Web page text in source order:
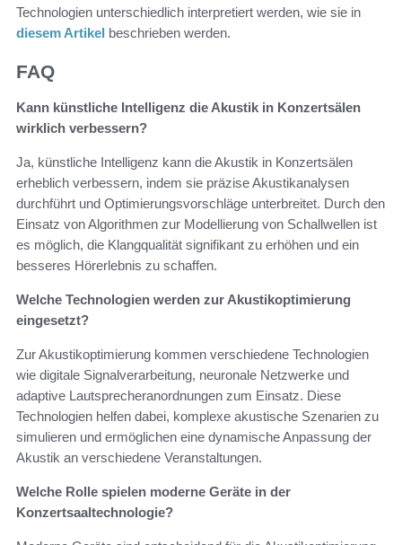
Technologien unterschiedlich interpretiert werden, wie sie in
diesem Artikel beschrieben werden.
FAQ
Kann künstliche Intelligenz die Akustik in Konzertsälen
wirklich verbessern?
Ja, künstliche Intelligenz kann die Akustik in Konzertsälen
erheblich verbessern, indem sie präzise Akustikanalysen
durchführt und Optimierungsvorschläge unterbreitet. Durch den
Einsatz von Algorithmen zur Modellierung von Schallwellen ist
es möglich, die Klangqualität signifikant zu erhöhen und ein
besseres Hörerlebnis zu schaffen.
Welche Technologien werden zur Akustikoptimierung
eingesetzt?
Zur Akustikoptimierung kommen verschiedene Technologien
wie digitale Signalverarbeitung, neuronale Netzwerke und
adaptive Lautsprecheranordnungen zum Einsatz. Diese
Technologien helfen dabei, komplexe akustische Szenarien zu
simulieren und ermöglichen eine dynamische Anpassung der
Akustik an verschiedene Veranstaltungen.
Welche Rolle spielen moderne Geräte in der
Konzertsaaltechnologie?